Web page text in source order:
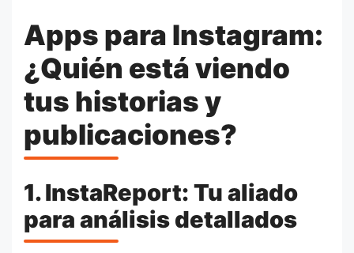
Apps para Instagram:
¿Quién está viendo
tus historias y
publicaciones?
1. InstaReport: Tu aliado
para análisis detallados